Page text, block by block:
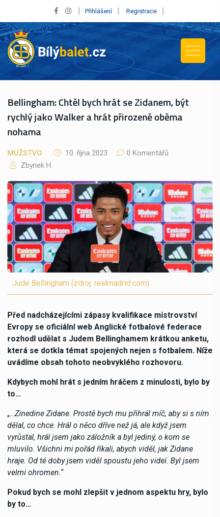
Přihlášení Registrace
Bellingham: Chtěl bych hrát se Zidanem, být
rychlý jako Walker a hrát přirozeně oběma
nohama
MUŽSTVO 10. října 2023
0 Komentářů
Zbynek H.
Jude Bellingham (zdroj: realmadrid.com)
Před nadcházejícími zápasy kvalifikace mistrovství
Evropy se oficiální web Anglické fotbalové federace
rozhodl udělat s Judem Bellinghamem krátkou anketu,
která se dotkla témat spojených nejen s fotbalem. Níže
uvádíme obsah tohoto neobvyklého rozhovoru.
Kdybych mohl hrát s jedním hráčem z minulosti, bylo by
to…
„…Zinedine Zidane. Prostě bych mu přihrál míč, aby si s ním
dělal, co chce. Hrál o něco dříve než já, ale když jsem
vyrůstal, hrál jsem jako záložník a byl jediný, o kom se
mluvilo. Všichni mi pořád říkali, abych viděl, jak Zidane
hraje. Od té doby jsem viděl spoustu jeho videí. Byl jsem
velmi ohromen.“
Pokud bych se mohl zlepšit v jednom aspektu hry, bylo
by to…